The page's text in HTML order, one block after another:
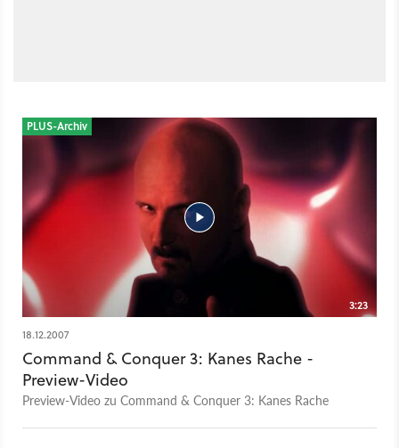
3:23
PLUS-Archiv
18.12.2007
Command & Conquer 3: Kanes Rache -
Preview-Video
Preview-Video zu Command & Conquer 3: Kanes Rache